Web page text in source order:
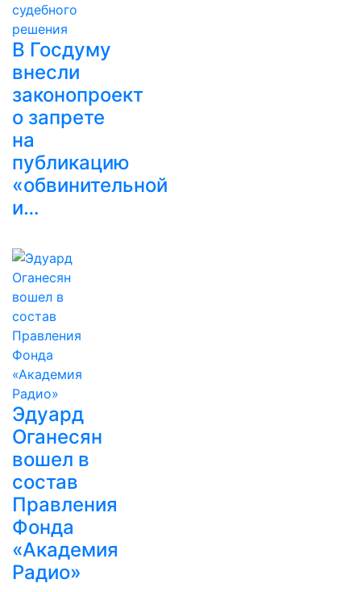
В Госдуму
внесли
законопроект
о запрете
на
публикацию
«обвинительной
и…
Эдуард
Оганесян
вошел в
состав
Правления
Фонда
«Академия
Радио»